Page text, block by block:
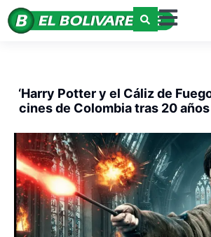
‘Harry Potter y el Cáliz de
cines de Colombia tras 20